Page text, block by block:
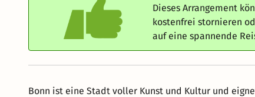
Dieses Arrangement
kostenfrei stornieren
auf eine spannende
Bonn ist eine Stadt voller Kunst und Kultur und